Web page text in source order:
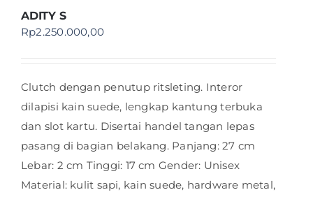
ADITY S
Rp2.250.000,00
Clutch dengan penutup ritsleting. Interor
dilapisi kain suede, lengkap kantung terbuka
dan slot kartu. Disertai handel tangan lepas
pasang di bagian belakang. Panjang: 27 cm
Lebar: 2 cm Tinggi: 17 cm Gender: Unisex
Material: kulit sapi, kain suede, hardware metal,